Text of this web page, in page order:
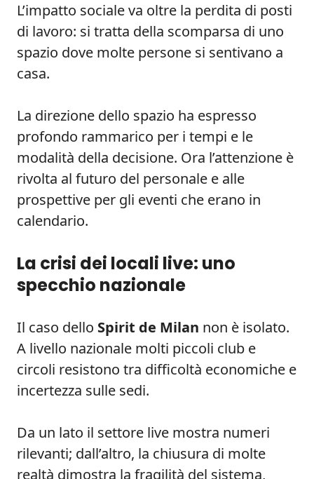
L’impatto sociale va oltre la perdita di posti
di lavoro: si tratta della scomparsa di uno
spazio dove molte persone si sentivano a
casa.
La direzione dello spazio ha espresso
profondo rammarico per i tempi e le
modalità della decisione. Ora l’attenzione è
rivolta al futuro del personale e alle
prospettive per gli eventi che erano in
calendario.
La crisi dei locali live: uno
specchio nazionale
Il caso dello Spirit de Milan non è isolato.
A livello nazionale molti piccoli club e
circoli resistono tra difficoltà economiche e
incertezza sulle sedi.
Da un lato il settore live mostra numeri
rilevanti; dall’altro, la chiusura di molte
realtà dimostra la fragilità del sistema,